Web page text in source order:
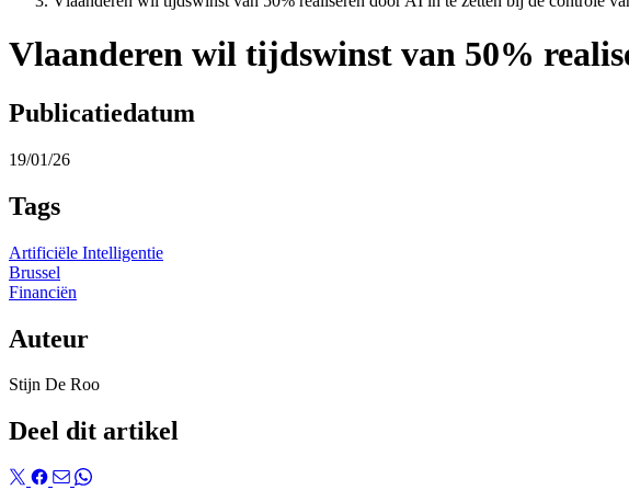
Vlaanderen wil tijdswinst van 50%
Publicatiedatum
19/01/26
Tags
Artificiële Intelligentie
Brussel
Financiën
Auteur
Stijn De Roo
Deel dit artikel